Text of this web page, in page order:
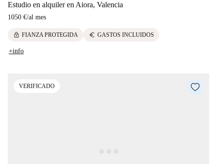
Estudio en alquiler en Aiora, Valencia
1050 €/al mes
lock FIANZA PROTEGIDA euro GASTOS INCLUIDOS
+info
VERIFICADO